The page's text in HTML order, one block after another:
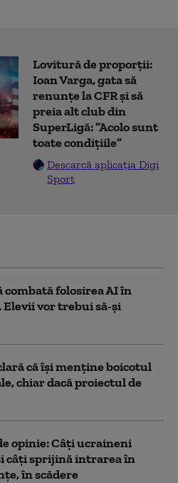
Lovitură de proporții:
Ioan Varga, gata să
renunțe la CFR și să
preia alt club din
SuperLigă: ”Acolo sunt
toate condițiile”
Descarcă aplicația Digi
Sport
combată folosirea AI în
vor trebui să-şi
că îşi menţine boicotul
chiar dacă proiectul de
opinie: Câți ucraineni
câți sprijină intrarea în
în scădere